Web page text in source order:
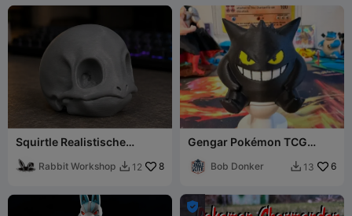
Squirtle Realistische
Rabbit Workshop  12 8
Gengar Pokémon TCG
Bob Donker  13 6
